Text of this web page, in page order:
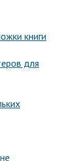
книги
для